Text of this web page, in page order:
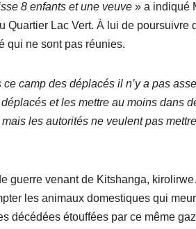
8 enfants et une veuve » a indiqué
Quartier Lac Vert. À lui de poursuivre
qui ne sont pas réunies.
camp des déplacés il n’y a pas
et les mettre au moins dans
les autorités ne veulent pas
guerre venant de Kitshanga,
les animaux domestiques qui
décédées étouffées par ce même